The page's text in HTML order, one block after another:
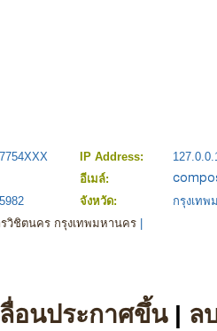
IP Address:
อีเมล์:
จังหวัด:
กรุงเท
รวิชิตนคร กรุงเทพมหานคร
ลื่อนประกาศขึ้น| ล